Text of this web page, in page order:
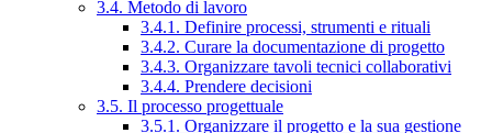
3.4. Metodo di lavoro
3.4.1. Definire processi, strumenti e rituali
3.4.2. Curare la documentazione di progetto
3.4.3. Organizzare tavoli tecnici collaborativi
3.4.4. Prendere decisioni
3.5. Il processo progettuale
3.5.1. Organizzare il progetto e la sua gestione